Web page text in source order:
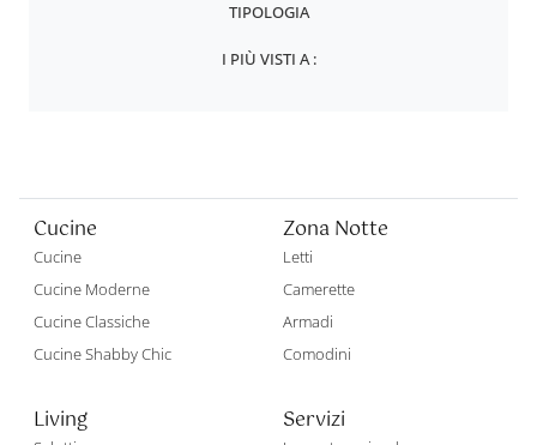
TIPOLOGIA
I PIÙ VISTI A :
Cucine
Cucine
Cucine Moderne
Cucine Classiche
Cucine Shabby Chic
Zona Notte
Letti
Camerette
Armadi
Comodini
Living Servizi